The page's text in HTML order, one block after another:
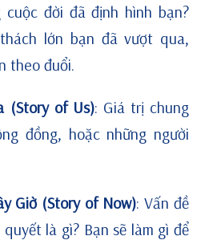
đời đã định hình bạn?
lớn bạn đã vượt qua,
theo đuổi.
(Story of Us): Giá trị chung
đồng, hoặc những người
Giờ (Story of Now): Vấn đề
là gì? Bạn sẽ làm gì để